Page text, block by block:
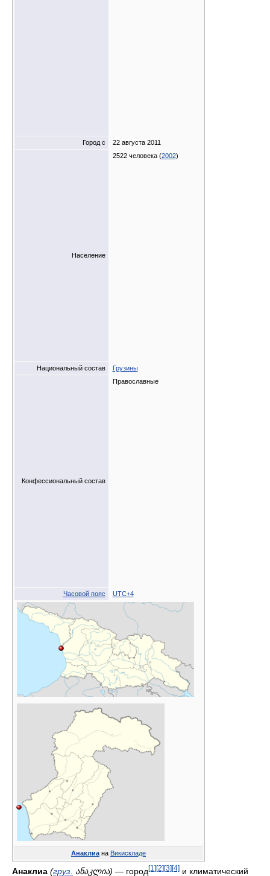
Город с 22 августа 2011
Население
2522 человека (2002)
Национальный состав Грузины
Конфессиональный состав
Православные
Часовой пояс UTC+4
Анаклиа на Викискладе
Анаклиа (груз. ანაკლია) — город[1][2][3][4] и климатический